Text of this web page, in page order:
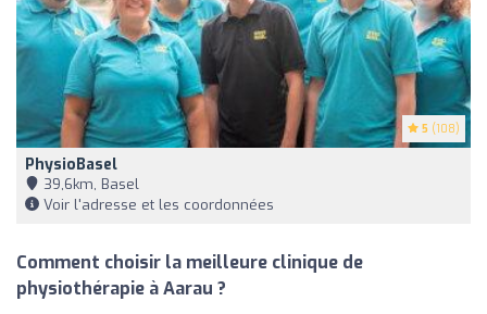
5 (108)
PhysioBasel
39,6km, Basel
Voir l'adresse et les coordonnées
Comment choisir la meilleure clinique de
physiothérapie à Aarau ?